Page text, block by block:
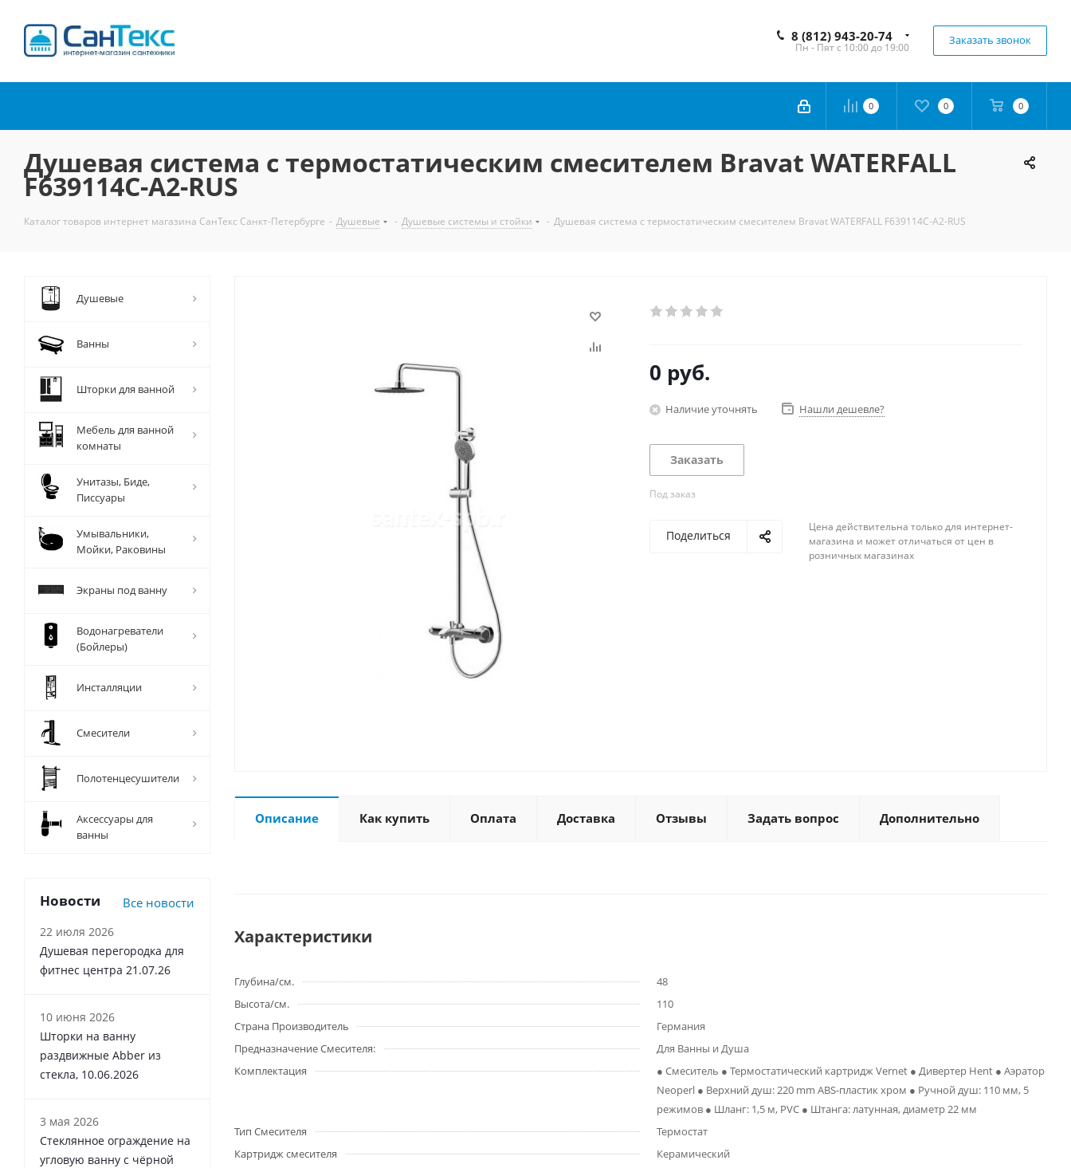
8 (812) 943-20-74
Пн - Пят с 10:00 до 19:00
Заказать звонок
0 0 0
Душевая система с термостатическим смесителем Bravat WATERFALL
F639114C-A2-RUS
Каталог товаров интернет магазина СанТекс Санкт-Петербурге - Душевые - Душевые системы и стойки - Душевая система с термостатическим смесителем Bravat WATERFALL F639114C-A2-RUS
0 руб.
Наличие уточнять Нашли дешевле?
Заказать
Под заказ
Поделиться
Цена действительна только для интернет-
магазина и может отличаться от цен в
розничных магазинах
Описание Как купить Оплата Доставка Отзывы Задать вопрос Дополнительно
Характеристики
Глубина/см.
48
Высота/см.
110
Страна Производитель
Германия
Предназначение Смесителя:
Для Ванны и Душа
Комплектация
● Смеситель ● Термостатический картридж Vernet ● Дивертер Hent ● Аэратор
Neoperl ● Верхний душ: 220 mm ABS-пластик хром ● Ручной душ: 110 мм, 5
режимов ● Шланг: 1,5 м, PVC ● Штанга: латунная, диаметр 22 мм
Тип Смесителя
Термостат
Картридж смесителя
Керамический
Душевые
Ванны
Шторки для ванной
Мебель для ванной
комнаты
Унитазы, Биде,
Писсуары
Умывальники,
Мойки, Раковины
Экраны под ванну
Водонагреватели
(Бойлеры)
Инсталляции
Смесители
Полотенцесушители
Аксессуары для
ванны
Новости Все новости
22 июля 2026
Душевая перегородка для
фитнес центра 21.07.26
10 июня 2026
Шторки на ванну
раздвижные Abber из
стекла, 10.06.2026
3 мая 2026
Стеклянное ограждение на
угловую ванну с чёрной